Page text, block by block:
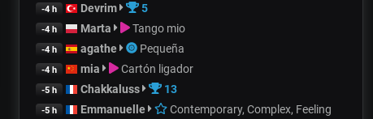
-4 h Devrim 5
-4 h Marta Tango mio
-4 h agathe Pequeña
-4 h mia Cartón ligador
-5 h Chakkaluss 13
-5 h Emmanuelle Contemporary, Complex, Feeling